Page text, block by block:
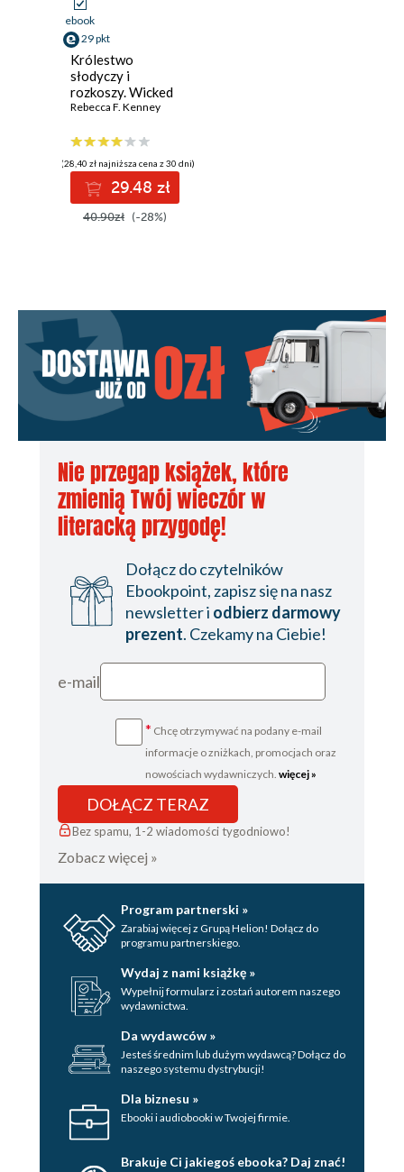
ebook
29 pkt
Królestwo
słodyczy i
rozkoszy. Wicked
Darlings. Tom 1
Rebecca F. Kenney
(28,40 zł najniższa cena z 30 dni)
29.48 zł
40.90zł (-28%)
Nie przegap książek, które
zmienią Twój wieczór w
literacką przygodę!
Dołącz do czytelników
Ebookpoint, zapisz się na nasz
newsletter i odbierz darmowy
prezent. Czekamy na Ciebie!
e-mail
* Chcę otrzymywać na podany e-mail
informacje o zniżkach, promocjach oraz
nowościach wydawniczych. więcej »
DOŁĄCZ TERAZ
Bez spamu, 1-2 wiadomości tygodniowo!
Zobacz więcej »
Program partnerski »
Zarabiaj więcej z Grupą Helion! Dołącz do
programu partnerskiego.
Wydaj z nami książkę »
Wypełnij formularz i zostań autorem naszego
wydawnictwa.
Da wydawców »
Jesteś średnim lub dużym wydawcą? Dołącz do
naszego systemu dystrybucji!
Dla biznesu »
Ebooki i audiobooki w Twojej firmie.
Brakuje Ci jakiegoś ebooka? Daj znać!